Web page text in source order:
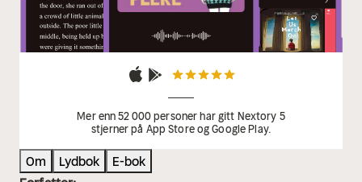
Mer enn 52 000 personer har gitt Nextory 5
stjerner på App Store og Google Play.
Om Lydbok
E-bok